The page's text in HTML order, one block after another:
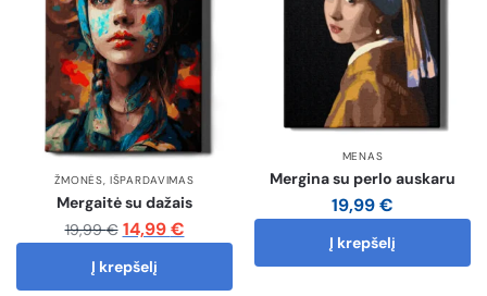
ŽMONĖS,IŠPARDAVIMAS
Mergaitė su dažais
19,99€ 14,99€
Į krepšelį
MENAS
Mergina su perlo auskaru
19,99€
Į krepšelį